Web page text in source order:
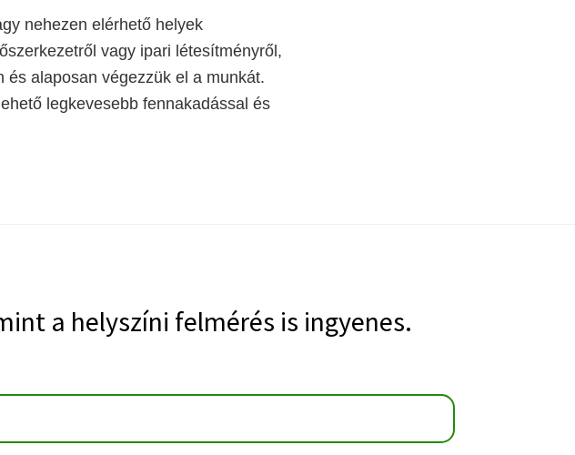
nehezen elérhető helyek
vagy ipari létesítményről,
alaposan végezzük el a munkát.
legkevesebb fennakadással és
a helyszíni felmérés is ingyenes.